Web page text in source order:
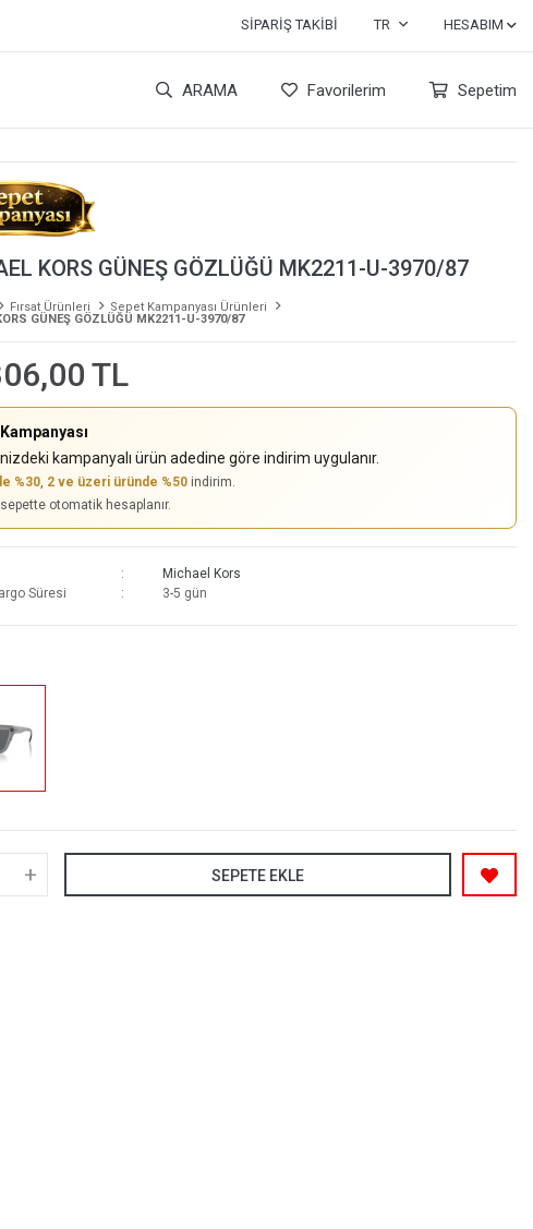
SIPARIŞ TAKIBI TR HESABIM
ARAMA Favorilerim Sepetim
KORS GÜNEŞ GÖZLÜĞÜ MK2211-U-3970/87
Fırsat Ürünleri
Sepet Kampanyası Ürünleri
GÜNEŞ GÖZLÜĞÜ MK2211-U-3970/87
TL
kampanyalı ürün adedine göre indirim uygulanır.
%30, 2 ve üzeri üründe %50indirim.
otomatik hesaplanır.
Michael Kors
Süresi
3-5 gün
+ SEPETE EKLE